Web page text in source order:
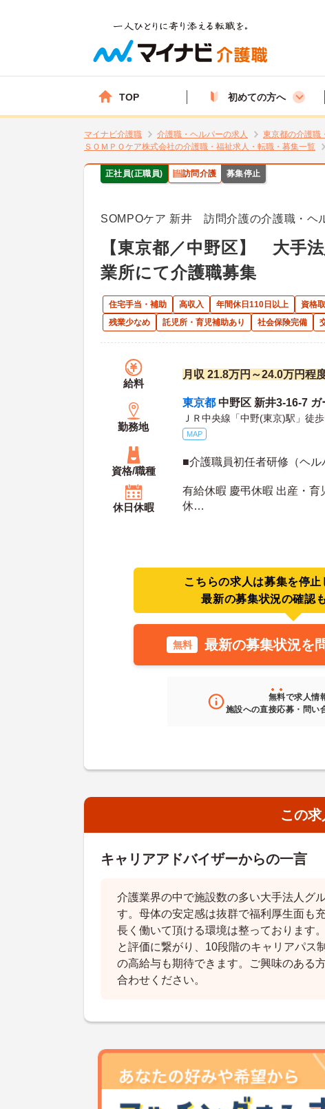
TOP 初めての方へ
マイナビ介護職 介護職・ヘルパーの求人 東京都の介護職
ＳＯＭＰＯケア株式会社の介護職・福祉求人・転職・募集一覧
正社員(正職員) 訪問介護 募集停止
SOMPOケア 新井 訪問介護の介護職・ヘ
【東京都／中野区】 大手
業所にて介護職募集
住宅手当・補助 高収入 年間休日110日以上 資格
残業少なめ
託児所・育児補助あり 社会保険完備
給料
月収 21.8万円～24.0万円程
勤務地
東京都 中野区 新井3-16-7
ＪＲ中央線「中野(東京)駅」徒
MAP
資格/職種
■介護職員初任者研修（ヘル
休日休暇
有給休暇 慶弔休暇 出産・育
休
こちらの求人は募集を停止
最新の募集状況の確認
無料 最新の募集状況を
無料で求人情
施設への直接応募・問い
この
キャリアアドバイザーからの一言
介護業界の中で施設数の多い大手法人グ
す。母体の安定感は抜群で福利厚生面も
長く働いて頂ける環境は整っております
と評価に繋がり、10段階のキャリアパス
の高給与も期待できます。ご興味のある
合わせください。